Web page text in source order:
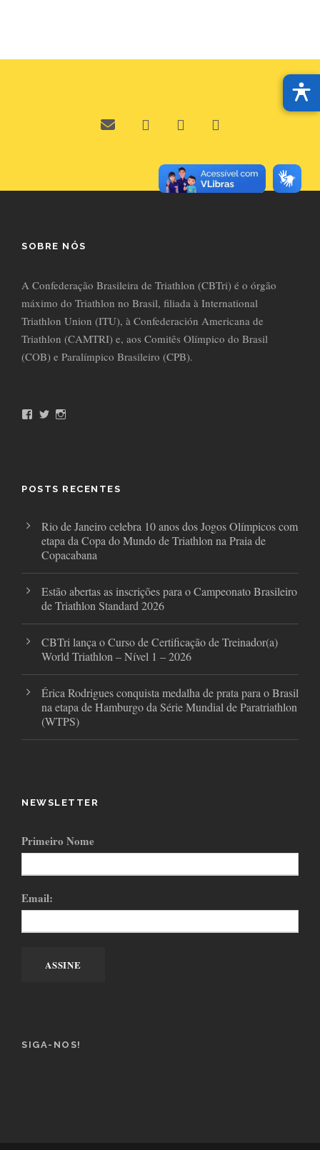
SOBRE NÓS
A Confederação Brasileira de Triathlon (CBTri) é o órgão
máximo do Triathlon no Brasil, filiada à International
Triathlon Union (ITU), à Confederación Americana de
Triathlon (CAMTRI) e, aos Comitês Olímpico do Brasil
(COB) e Paralímpico Brasileiro (CPB).
k
T
a
POSTS RECENTES
Rio de Janeiro celebra 10 anos dos Jogos Olímpicos com
etapa da Copa do Mundo de Triathlon na Praia de
Copacabana
Estão abertas as inscrições para o Campeonato Brasileiro
de Triathlon Standard 2026
CBTri lança o Curso de Certificação de Treinador(a)
World Triathlon – Nível 1 – 2026
Érica Rodrigues conquista medalha de prata para o Brasil
na etapa de Hamburgo da Série Mundial de Paratriathlon
(WTPS)
NEWSLETTER
Primeiro Nome
Email:
SIGA-NOS!